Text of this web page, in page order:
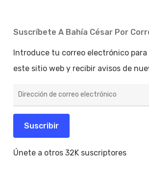
Suscríbete A Bahía César Por
Introduce tu correo electrónico
este sitio web y recibir avisos de
de
electrónico
Suscribir
Únete a otros 32K suscriptores